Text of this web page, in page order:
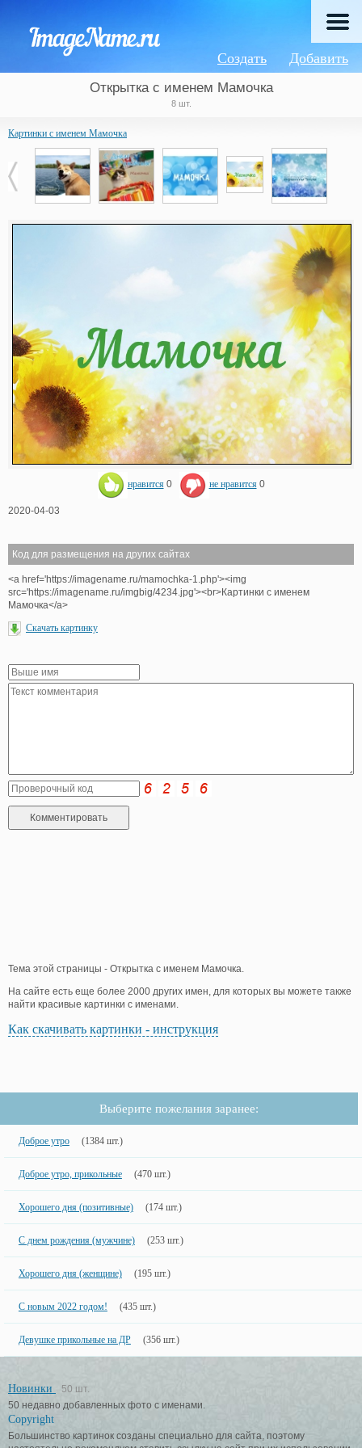
Добавить
Создать
Открытка с именем Мамочка
8 шт.
Картинки с именем Мамочка
нравится 0 не нравится 0
2020-04-03
Код для размещения на других сайтах
<a href='https://imagename.ru/mamochka-1.php'><img
src='https://imagename.ru/imgbig/4234.jpg'><br>Картинки с именем
Мамочка</a>
Скачать картинку
Тема этой страницы - Открытка с именем Мамочка.
На сайте есть еще более 2000 других имен, для которых вы можете также
найти красивые картинки с именами.
Как скачивать картинки - инструкция
Выберите пожелания заранее:
Доброе утро (1384 шт.)
Доброе утро, прикольные (470 шт.)
Хорошего дня (позитивные) (174 шт.)
С днем рождения (мужчине) (253 шт.)
Хорошего дня (женщине) (195 шт.)
С новым 2022 годом! (435 шт.)
Девушке прикольные на ДР (356 шт.)
Новинки
50 шт.
50 недавно добавленных фото с именами.
Copyright
Большинство картинок созданы специально для сайта, поэтому